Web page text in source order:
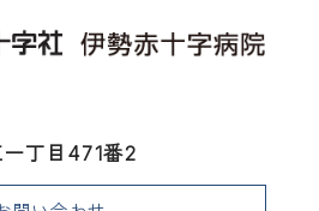
丁目471番2